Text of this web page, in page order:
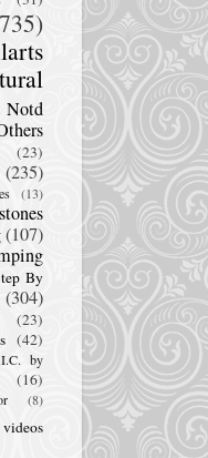
Notd
(23)
(235)
(13)
(107)
By
(304)
(23)
(42)
by
(16)
(8)
videos